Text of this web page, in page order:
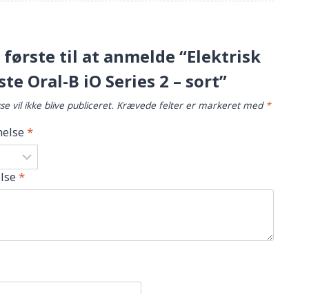
til at anmelde “Elektrisk
Oral-B iO Series 2 – sort”
vil ikke blive publiceret. Krævede felter er markeret med *
*
*